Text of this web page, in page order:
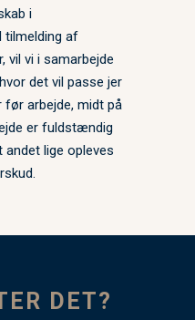
i
tilmelding af
vil vi i samarbejde
det vil passe jer
før arbejde, midt på
er fuldstændig
andet lige opleves
DET?